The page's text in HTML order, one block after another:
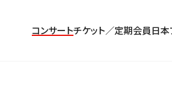
コンサートチケット／定期会員日本